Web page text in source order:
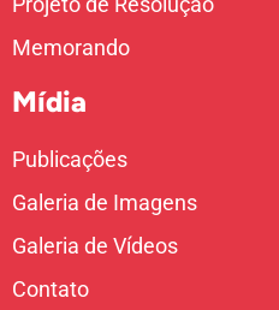
Memorando
Mídia
Publicações
Galeria de Imagens
Galeria de Vídeos
Contato